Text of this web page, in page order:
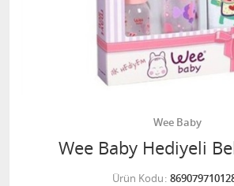
Wee Baby
Wee Baby Hediyeli
Ürün Kodu